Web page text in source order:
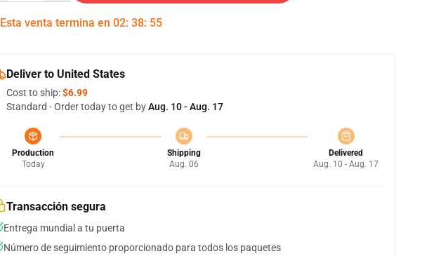
Esta venta termina en 02: 38: 54
Deliver to United States
Cost to ship:$6.99
Standard - Order today to get byAug. 10 - Aug. 17
Production
Today
Shipping
Aug. 06
Delivered
Aug. 10 - Aug. 17
Transacción segura
Entrega mundial a tu puerta
Número de seguimiento proporcionado para todos los paquetes